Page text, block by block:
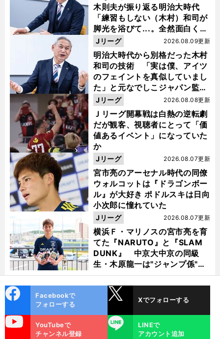
木則夫が振り返る明治大時代
「練習もしない（木村）和司が
脚光を浴びて...。全然面白くな
い４年間でした」
明治大時代から別格だった木村
和司の技術 「実は僕、アイツ
のフェイントを真似していまし
た」と元なでしこジャパン監
督・佐々木則夫
2026.08.09更新
Jリーグ
Ｊリーグ開幕戦は白熱の逆転劇
だが観客、視聴者にとって「価
値あるイベント」になっていた
か
2026.08.08更新
Jリーグ
宮市亮のアーセナル時代の同僚
ウォルコットは『ドラゴンボー
ル』が大好き ポドルスキは日向
小次郎に憧れていた
2026.08.07更新
Jリーグ
横浜Ｆ・マリノスの宮市亮を育
てた『NARUTO』と『SLAM
DUNK』 中京大中京の同級
生・木原龍一は"ジャンプ係"だ
った
2026.08.07更新
Jリーグ
ok
Facebookで
フォローする
Xでフォローする
YouTubeで
チャンネル登録
LINE
LINEで
アカウント追加